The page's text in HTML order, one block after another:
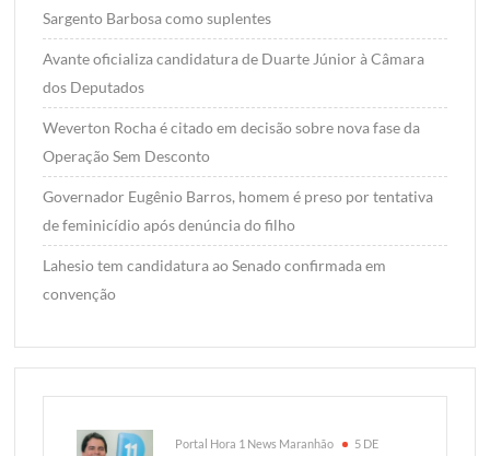
Sargento Barbosa como suplentes
Avante oficializa candidatura de Duarte Júnior à Câmara
dos Deputados
Weverton Rocha é citado em decisão sobre nova fase da
Operação Sem Desconto
Governador Eugênio Barros, homem é preso por tentativa
de feminicídio após denúncia do filho
Lahesio tem candidatura ao Senado confirmada em
convenção
Portal Hora 1 News Maranhão 5 DE